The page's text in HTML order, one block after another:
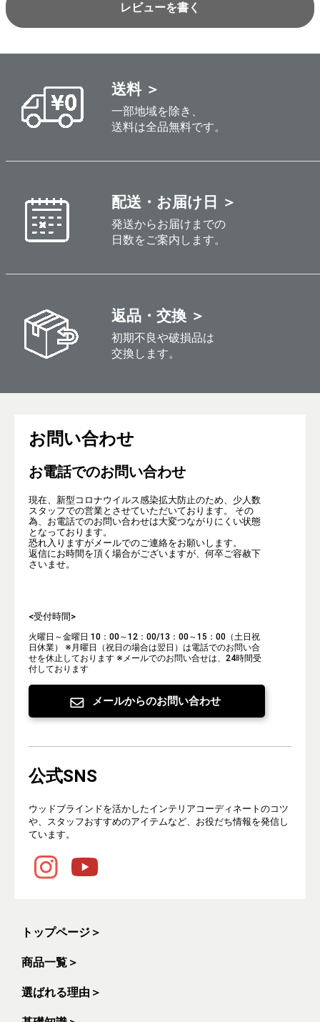
レビューを書く
送料 ＞
一部地域を除き、
送料は全品無料です。
配送・お届け日 ＞
発送からお届けまでの
日数をご案内します。
返品・交換 ＞
初期不良や破損品は
交換します。
お問い合わせ
お電話でのお問い合わせ
現在、新型コロナウイルス感染拡大防止のため、少人数
スタッフでの営業とさせていただいております。 その
為、お電話でのお問い合わせは大変つながりにくい状態
となっております。
恐れ入りますがメールでのご連絡をお願いします。
返信にお時間を頂く場合がございますが、何卒ご容赦下
さいませ。
<受付時間>
火曜日～金曜日 10：00～12：00/13：00～15：00（土日祝
日休業）
※月曜日（祝日の場合は翌日）は電話でのお問い合
せを休止しております ※メールでのお問い合せは、24時間受
付しております
メールからのお問い合わせ
公式SNS
ウッドブラインドを活かしたインテリアコーディネートのコツ
や、スタッフおすすめのアイテムなど、お役だち情報を発信し
ています。
トップページ ＞
商品一覧 ＞
選ばれる理由 ＞